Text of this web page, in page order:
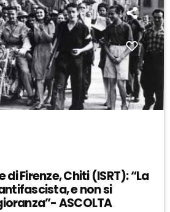
Firenze, Chiti (ISRT): “La
e non si
ASCOLTA